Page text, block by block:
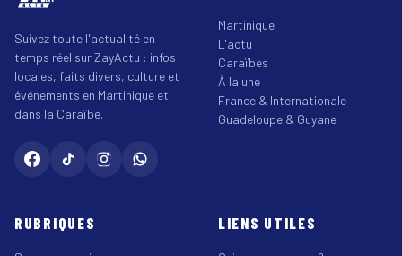
Suivez toute l'actualité en
temps réel sur ZayActu : infos
locales, faits divers, culture et
événements en Martinique et
dans la Caraïbe.
Martinique
L'actu
Caraïbes
À la une
France & Internationale
Guadeloupe & Guyane
RUBRIQUES LIENS UTILES